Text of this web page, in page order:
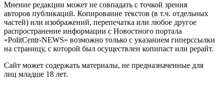
Мнение редакции может не совпадать с точкой зрения
авторов публикаций. Копирование текстов (в т.ч. отдельных
частей) или изображений, перепечатка или любое другое
распространение информации с Новостного портала
«PolitCentr-NEWS» возможно только с указанием гиперссылки
на страницу, с которой был осуществлен копипаст или рерайт.
Сайт может содержать материалы, не предназначенные для
лиц младше 18 лет.